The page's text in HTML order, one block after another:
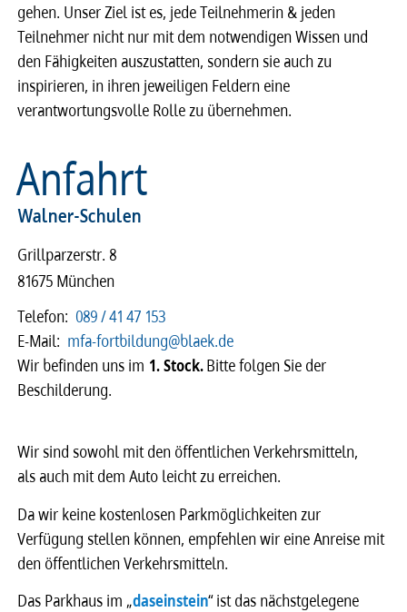
gehen. Unser Ziel ist es, jede Teilnehmerin & jeden
Teilnehmer nicht nur mit dem notwendigen Wissen und
den Fähigkeiten auszustatten, sondern sie auch zu
inspirieren, in ihren jeweiligen Feldern eine
verantwortungsvolle Rolle zu übernehmen.
Anfahrt
Walner-Schulen
Grillparzerstr. 8
81675 München
Telefon: 089 / 41 47 153
E-Mail: mfa-fortbildung@blaek.de
Wir befinden uns im 1. Stock.Bitte folgen Sie der
Beschilderung.
Wir sind sowohl mit den öffentlichen Verkehrsmitteln,
als auch mit dem Auto leicht zu erreichen.
Da wir keine kostenlosen Parkmöglichkeiten zur
Verfügung stellen können, empfehlen wir eine Anreise mit
den öffentlichen Verkehrsmitteln.
Das Parkhaus im „daseinstein“ ist das nächstgelegene